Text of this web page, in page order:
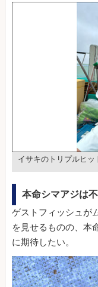
イサキのトリプルヒッ
本命シマアジは
ゲストフィッシュが
を見せるものの、本
に期待したい。